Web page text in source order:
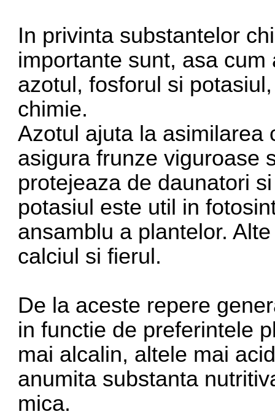
In privinta substantelor
importante sunt, asa
azotul, fosforul si
chimie.
Azotul ajuta la asimilarea
asigura frunze viguroase
protejeaza de daunatori
potasiul este util in
ansamblu a plantelor.
calciul si fierul.
De la aceste repere
in functie de preferintele
mai alcalin, altele mai
anumita substanta
mica.